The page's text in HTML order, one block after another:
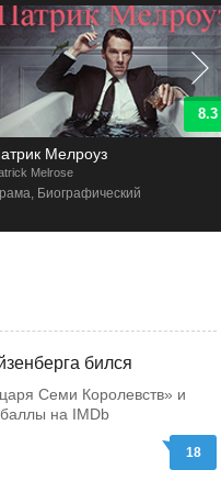
8.3
Мелроуз
Melrose
Биографический
бился
Семи Королевств» и
на IMDb
18